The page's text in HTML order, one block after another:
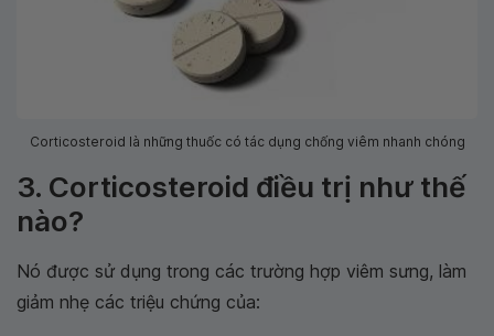
Corticosteroid là những thuốc có tác dụng chống viêm nhanh chóng
3. Corticosteroid điều trị như thế
nào?
Nó được sử dụng trong các trường hợp viêm sưng, làm
giảm nhẹ các triệu chứng của: